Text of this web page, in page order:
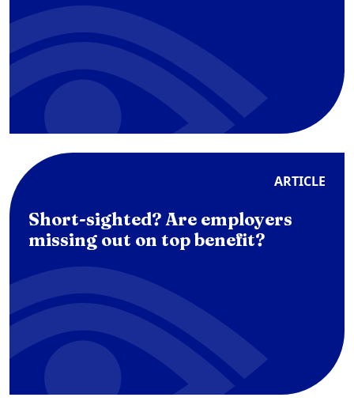
ARTICLE
Short-sighted? Are employers
missing out on top benefit?